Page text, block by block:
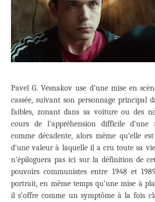
Pavel G. Vesnakov use d’une mise en
cassée, suivant son personnage principal
faibles, zonant dans sa voiture ou des
cours de l’appréhension difficile
comme décadente, alors même qu’elle
d’une valeur à laquelle il a cru toute sa
n’épiloguera pas ici sur la définition de
pouvoirs communistes entre 1948 et
portrait, en même temps qu’une mise à
il s’offre comme un symptôme à la fois